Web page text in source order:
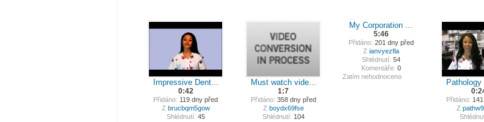
Impressive Dent...
0:42
Přidáno: 119 dny před
Z brucbqm5gow
Shlédnutí: 45
Must watch vide...
1:7
Přidáno: 358 dny před
Z boydx69fse
Shlédnutí: 104
My Corporation ...
5:46
Přidáno: 201 dny před
Z ianvyezfla
Shlédnutí: 54
Komentáře: 0
Zatím nehodnoceno
Přidáno:
Z